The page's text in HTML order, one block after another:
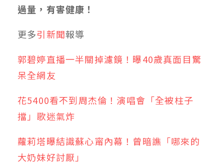
過量，有害健康！
更多引新聞報導
郭碧婷直播一半關掉濾鏡！曝40歲真面目驚
呆全網友
花5400看不到周杰倫！演唱會「全被柱子
擋」歌迷氣炸
蘿莉塔曝結識蘇心甯內幕！曾暗譙「哪來的
大奶妹好討厭」